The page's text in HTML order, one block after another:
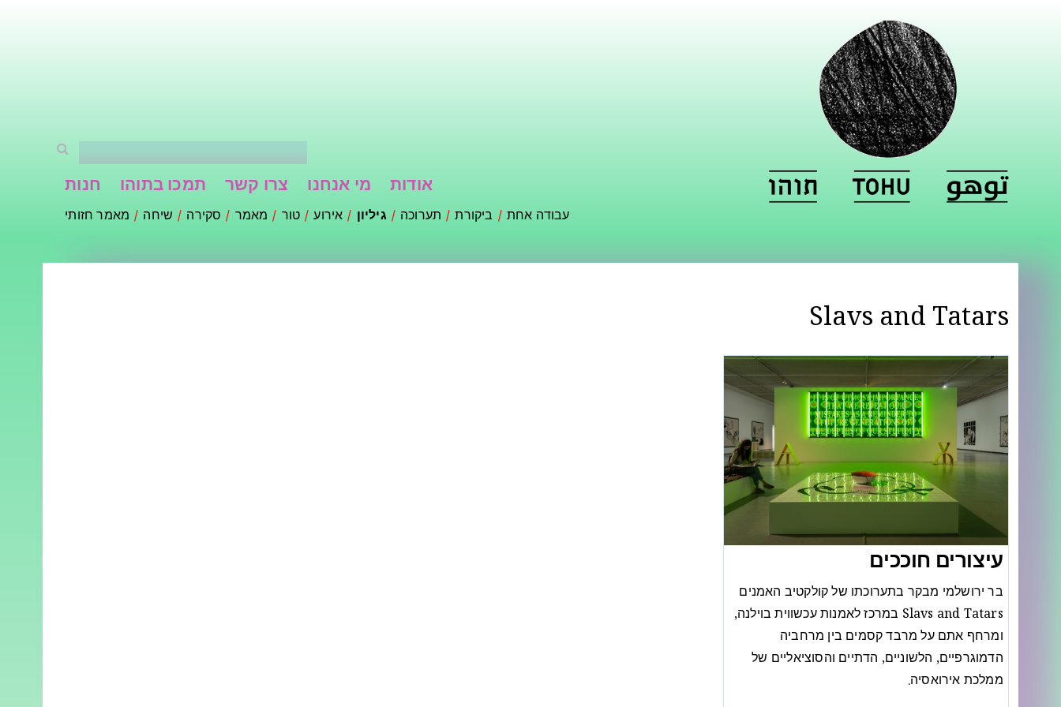
אודות מי אנחנו צרו קשר תמכו בתוהו חנות
מאמר חזותי שיחה סקירה מאמר טור אירוע גיליון תערוכה ביקורת עבודה אחת
Slavs and Tatars
עיצורים חוככים
בר ירושלמי מבקר בתערוכתו של קולקטיב האמנים
Slavs and Tatars במרכז לאמנות עכשווית בוילנה,
ומרחף אתם על מרבד קסמים בין מרחביה
הדמוגרפיים, הלשוניים, הדתיים והסוציאליים של
ממלכת אירואסיה.